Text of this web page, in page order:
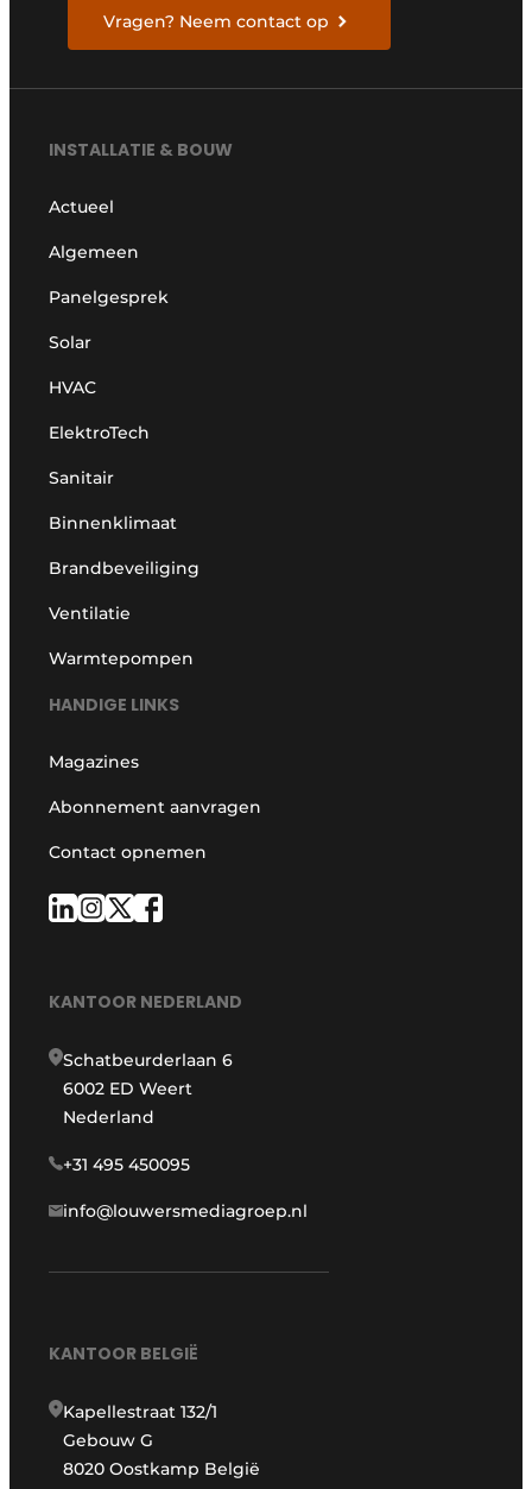
Vragen? Neem contact op
INSTALLATIE & BOUW
Actueel
Algemeen
Panelgesprek
Solar
HVAC
ElektroTech
Sanitair
Binnenklimaat
Brandbeveiliging
Ventilatie
Warmtepompen
HANDIGE LINKS
Magazines
Abonnement aanvragen
Contact opnemen
KANTOOR NEDERLAND
Schatbeurderlaan 6
6002 ED Weert
Nederland
+31 495 450095
info@louwersmediagroep.nl
KANTOOR BELGIË
Kapellestraat 132/1
Gebouw G
8020 Oostkamp België